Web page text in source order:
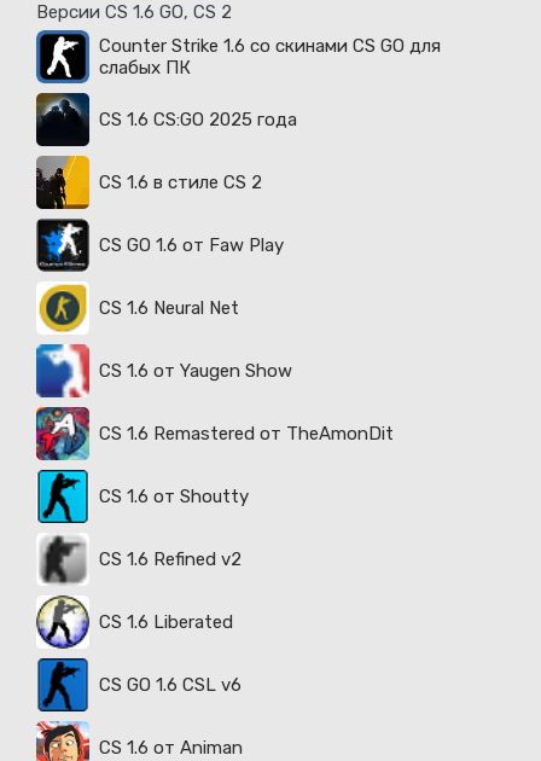
Версии CS 1.6 GO, CS 2
Counter Strike 1.6 со скинами CS GO для
слабых ПК
CS 1.6 CS:GO 2025 года
CS 1.6 в стиле CS 2
CS GO 1.6 от Faw Play
CS 1.6 Neural Net
CS 1.6 от Yaugen Show
CS 1.6 Remastered от TheAmonDit
CS 1.6 от Shoutty
CS 1.6 Refined v2
CS 1.6 Liberated
CS GO 1.6 CSL v6
CS 1.6 от Animan